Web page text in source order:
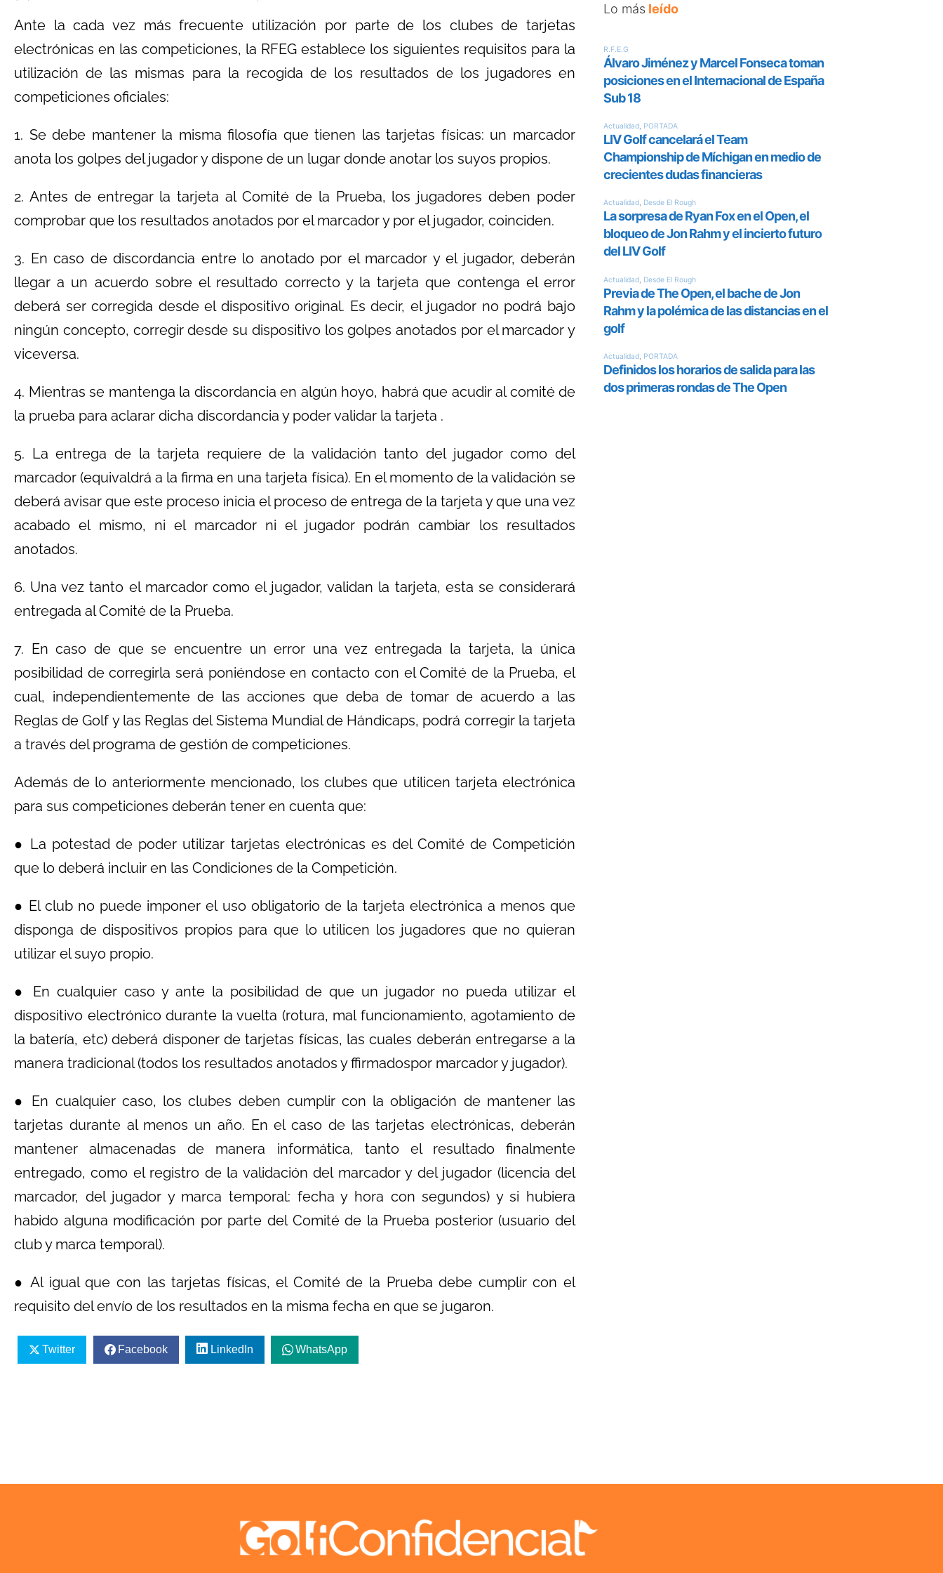
Ante la cada vez más frecuente utilización por parte de los clubes de tarjetas
electrónicas en las competiciones, la RFEG establece los siguientes requisitos para la
utilización de las mismas para la recogida de los resultados de los jugadores en
competiciones oficiales:
1. Se debe mantener la misma filosofía que tienen las tarjetas físicas: un marcador
anota los golpes del jugador y dispone de un lugar donde anotar los suyos propios.
2. Antes de entregar la tarjeta al Comité de la Prueba, los jugadores deben poder
comprobar que los resultados anotados por el marcador y por el jugador, coinciden.
3. En caso de discordancia entre lo anotado por el marcador y el jugador, deberán
llegar a un acuerdo sobre el resultado correcto y la tarjeta que contenga el error
deberá ser corregida desde el dispositivo original. Es decir, el jugador no podrá bajo
ningún concepto, corregir desde su dispositivo los golpes anotados por el marcador y
viceversa.
4. Mientras se mantenga la discordancia en algún hoyo, habrá que acudir al comité de
la prueba para aclarar dicha discordancia y poder validar la tarjeta .
5. La entrega de la tarjeta requiere de la validación tanto del jugador como del
marcador (equivaldrá a la firma en una tarjeta física). En el momento de la validación se
deberá avisar que este proceso inicia el proceso de entrega de la tarjeta y que una vez
acabado el mismo, ni el marcador ni el jugador podrán cambiar los resultados
anotados.
6. Una vez tanto el marcador como el jugador, validan la tarjeta, esta se considerará
entregada al Comité de la Prueba.
7. En caso de que se encuentre un error una vez entregada la tarjeta, la única
posibilidad de corregirla será poniéndose en contacto con el Comité de la Prueba, el
cual, independientemente de las acciones que deba de tomar de acuerdo a las
Reglas de Golf y las Reglas del Sistema Mundial de Hándicaps, podrá corregir la tarjeta
a través del programa de gestión de competiciones.
Además de lo anteriormente mencionado, los clubes que utilicen tarjeta electrónica
para sus competiciones deberán tener en cuenta que:
● La potestad de poder utilizar tarjetas electrónicas es del Comité de Competición
que lo deberá incluir en las Condiciones de la Competición.
● El club no puede imponer el uso obligatorio de la tarjeta electrónica a menos que
disponga de dispositivos propios para que lo utilicen los jugadores que no quieran
utilizar el suyo propio.
● En cualquier caso y ante la posibilidad de que un jugador no pueda utilizar el
dispositivo electrónico durante la vuelta (rotura, mal funcionamiento, agotamiento de
la batería, etc) deberá disponer de tarjetas físicas, las cuales deberán entregarse a la
manera tradicional (todos los resultados anotados y ffirmadospor marcador y jugador).
● En cualquier caso, los clubes deben cumplir con la obligación de mantener las
tarjetas durante al menos un año. En el caso de las tarjetas electrónicas, deberán
mantener almacenadas de manera informática, tanto el resultado finalmente
entregado, como el registro de la validación del marcador y del jugador (licencia del
marcador, del jugador y marca temporal: fecha y hora con segundos) y si hubiera
habido alguna modificación por parte del Comité de la Prueba posterior (usuario del
club y marca temporal).
● Al igual que con las tarjetas físicas, el Comité de la Prueba debe cumplir con el
requisito del envío de los resultados en la misma fecha en que se jugaron.
Twitter Facebook LinkedIn WhatsApp
Lo más leído